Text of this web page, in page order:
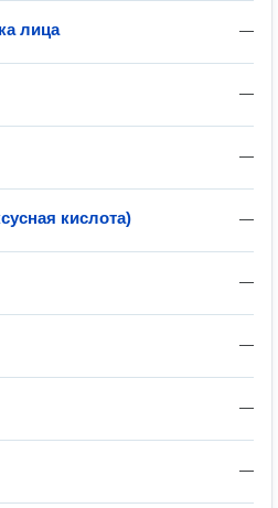
—
лица
—
—
—
кислота)
—
—
—
—